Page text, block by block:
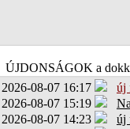
ÚJDONSÁGOK a
2026-08-07 16:17
új
2026-08-07 15:19
2026-08-07 14:23
új